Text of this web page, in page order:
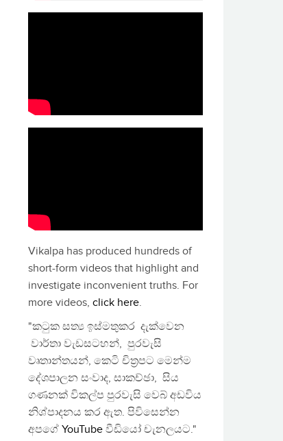
Vikalpa has produced hundreds of
short-form videos that highlight and
investigate inconvenient truths. For
more videos, click here.
"කටුක සත්‍ය ඉස්මතුකර දැක්වෙන
වාර්තා වැඩසටහන්, පුරවැසි
වෘතාන්තයන්, කෙටි චිත්‍රපට මෙන්ම
දේශපාලන සංවාද, සාකච්ඡා, සිය
ගණනක් විකල්ප පුරවැසි වෙබ් අඩවිය
නිශ්පාදනය කර ඇත. පිවිසෙන්න
අපගේ YouTube වීඩියෝ චැනලයට."